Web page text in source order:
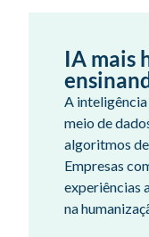
IA mais
A
meio de
algoritmos
Empresas
experiências
na